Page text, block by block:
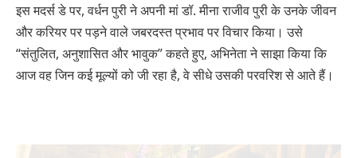
इस मदर्स डे पर, वर्धन पुरी ने अपनी मां डॉ. मीना राजीव पुरी के उनके जीवन
और करियर पर पड़ने वाले जबरदस्त प्रभाव पर विचार किया। उसे
“संतुलित, अनुशासित और भावुक” कहते हुए, अभिनेता ने साझा किया कि
आज वह जिन कई मूल्यों को जी रहा है, वे सीधे उसकी परवरिश से आते हैं।